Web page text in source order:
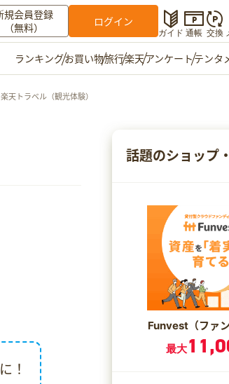
規会員登録
（無料）
ログイン
ガイド 通帳 交換
ランキングお買い物旅行楽天アンケートテンタ
楽天トラベル（観光体験）
！
話題のショップ
Funvest（ファン
最大